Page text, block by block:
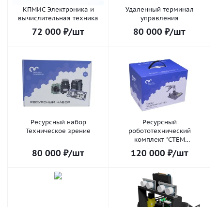
КПМИС Электроника и
вычислительная техника
72 000 ₽/шт
Удаленный терминал
управления
80 000 ₽/шт
Ресурсный набор
Техническое зрение
80 000 ₽/шт
Ресурсный
робототехнический
комплект "СТЕМ
Лаборатория" STEM/STEAM
Лаборатория
120 000 ₽/шт